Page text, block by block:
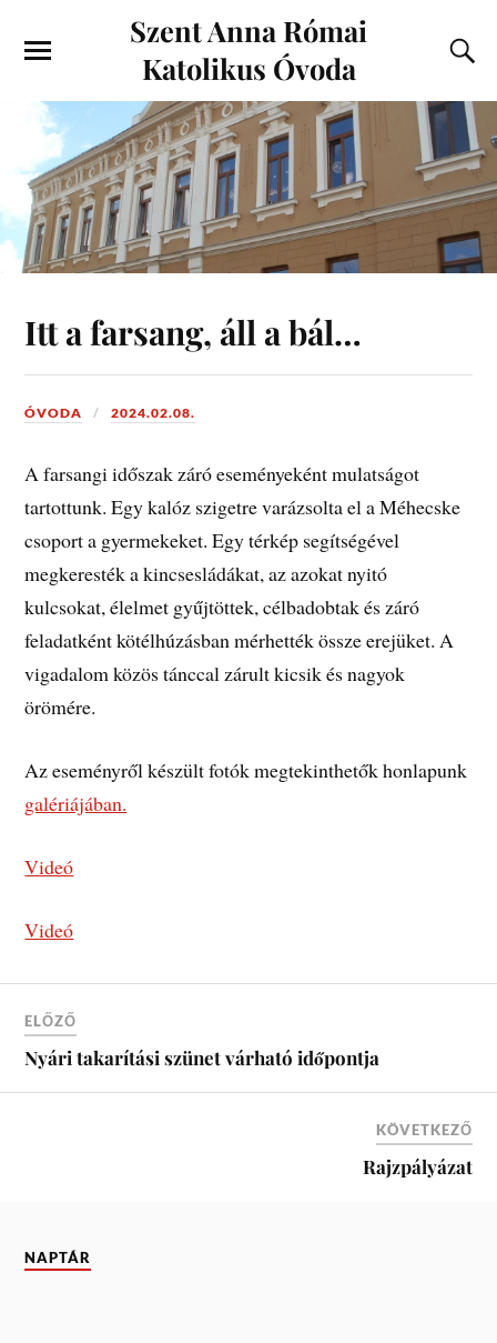
Szent Anna Római
Katolikus Óvoda
Itt a farsang, áll a bál…
ÓVODA 2024.02.08.
A farsangi időszak záró eseményeként mulatságot
tartottunk. Egy kalóz szigetre varázsolta el a Méhecske
csoport a gyermekeket. Egy térkép segítségével
megkeresték a kincsesládákat, az azokat nyitó
kulcsokat, élelmet gyűjtöttek, célbadobtak és záró
feladatként kötélhúzásban mérhették össze erejüket. A
vigadalom közös tánccal zárult kicsik és nagyok
örömére.
Az eseményről készült fotók megtekinthetők honlapunk
galériájában.
Videó
Videó
ELŐZŐ
Nyári takarítási szünet várható időpontja
KÖVETKEZŐ
Rajzpályázat
NAPTÁR